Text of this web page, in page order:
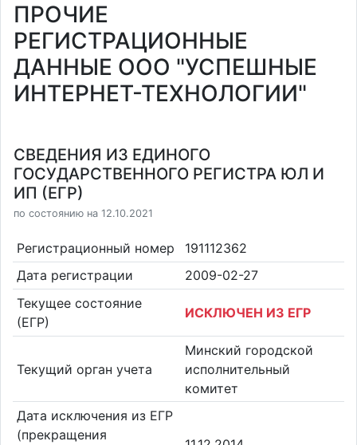
ПРОЧИЕ
РЕГИСТРАЦИОННЫЕ
ДАННЫЕ ООО "УСПЕШНЫЕ
ИНТЕРНЕТ-ТЕХНОЛОГИИ"
СВЕДЕНИЯ ИЗ ЕДИНОГО
ГОСУДАРСТВЕННОГО РЕГИСТРА ЮЛ И
ИП (ЕГР)
по состоянию на 12.10.2021
Регистрационный номер
191112362
Дата регистрации
2009-02-27
Текущее состояние
(ЕГР)
ИСКЛЮЧЕН ИЗ ЕГР
Текущий орган учета
Минский городской
исполнительный
комитет
Дата исключения из ЕГР
(прекращения